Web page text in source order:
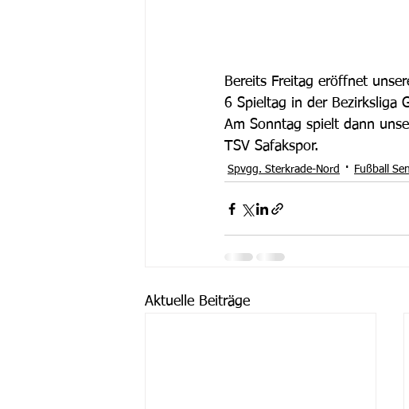
Bereits Freitag eröffnet
6 Spieltag in der Bezirksliga
Am Sonntag spielt dann
TSV Safakspor.
Spvgg. Sterkrade-Nord Fußball
Aktuelle Beiträge